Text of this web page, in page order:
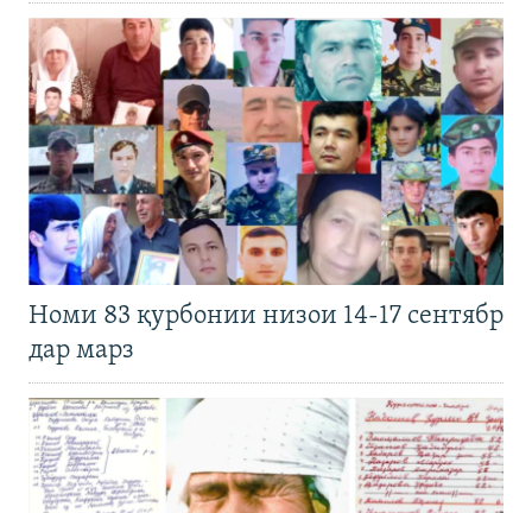
Номи 83 қурбонии низои 14-17 сентябр
дар марз